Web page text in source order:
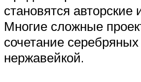
становятся авторские
Многие сложные
сочетание
нержавейкой.